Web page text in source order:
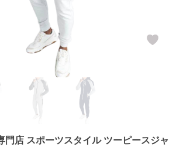
門店 スポーツスタイル ツーピースジャ